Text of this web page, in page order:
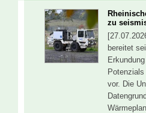
zu
bereitet
vor. Die